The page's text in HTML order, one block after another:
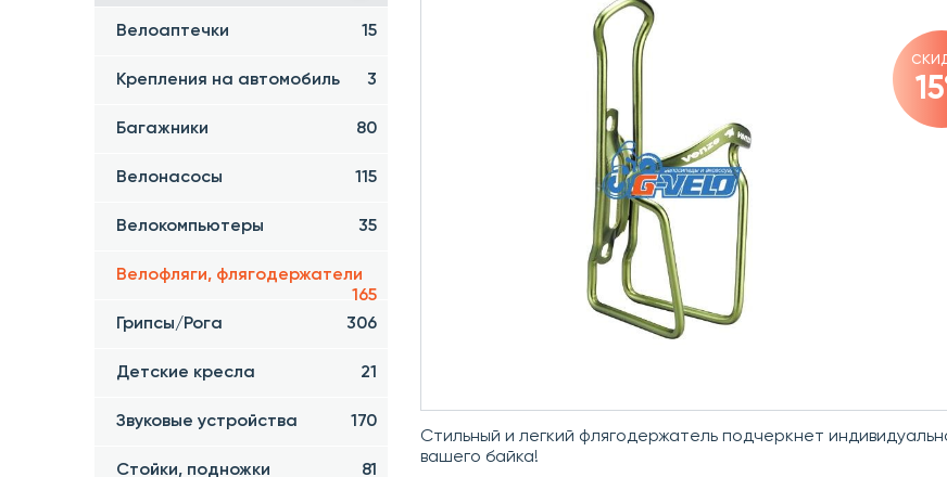
Велоаптечки 15
Крепления на автомобиль 3
Багажники 80
Велонасосы 115
Велокомпьютеры 35
Велофляги, флягодержатели
165
Грипсы/Рога
306
Детские кресла 21
Звуковые устройства 170
Стойки, подножки 81
Стильный и легкий флягодержатель подчеркнет
вашего байка!